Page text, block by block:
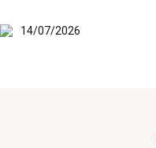
14/07/2026